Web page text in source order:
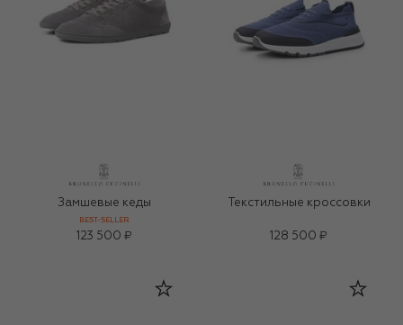
Замшевые кеды
BEST-SELLER
123 500 ₽
Текстильные кроссовки
128 500 ₽